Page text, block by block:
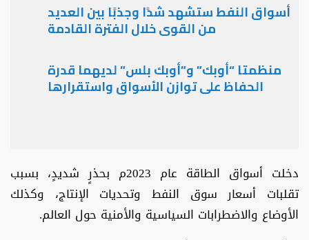
أسواق النفط ستشهد شدًا وجذبًا بين العديد
من القوى خلال الفترة القادمة
منظمتا “أوبك” و”أوبك بلس” لديهما قدرة
الحفاظ على توازن الأسواق واستقرارها
دخلت أسواق الطاقة عام 2023م بحذرٍ شديدٍ، بسبب
تقلبات أسعار سوق النفط وتحديات الإنتاج، وكذلك
الأوضاع والاضطرابات السياسية والأمنية حول العالم.